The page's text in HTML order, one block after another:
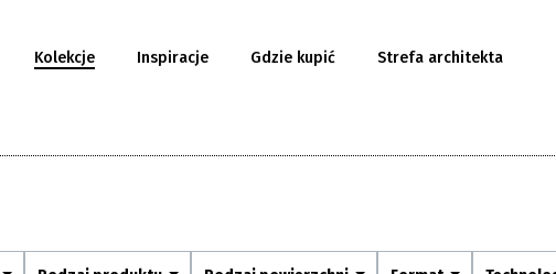
Kolekcje Inspiracje Gdzie kupić Strefa architekta